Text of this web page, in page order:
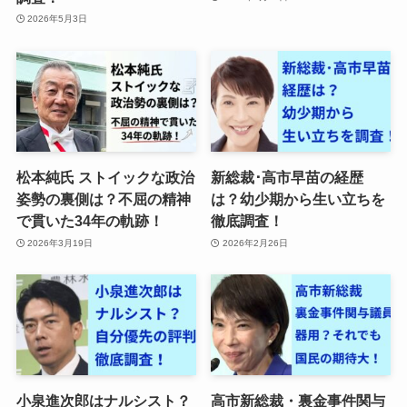
2026年5月3日
松本純氏 ストイックな政治
姿勢の裏側は？不屈の精神
で貫いた34年の軌跡！
2026年3月19日
新総裁･高市早苗の経歴
は？幼少期から生い立ちを
徹底調査！
2026年2月26日
小泉進次郎はナルシスト？ 高市新総裁・裏金事件関与